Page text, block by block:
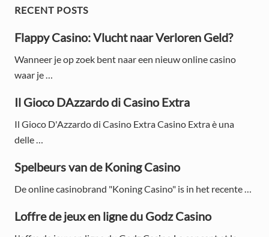
s
:
P
s
:
P
r
i
m
a
r
y
S
i
d
RECENT POSTS
Flappy Casino: Vlucht naar Verloren Geld?
Wanneer je op zoek bent naar een nieuw online casino
waar je …
Il Gioco DAzzardo di Casino Extra
Il Gioco D'Azzardo di Casino Extra Casino Extra è una
delle …
Spelbeurs van de Koning Casino
De online casinobrand "Koning Casino" is in het recente …
Loffre de jeux en ligne du Godz Casino